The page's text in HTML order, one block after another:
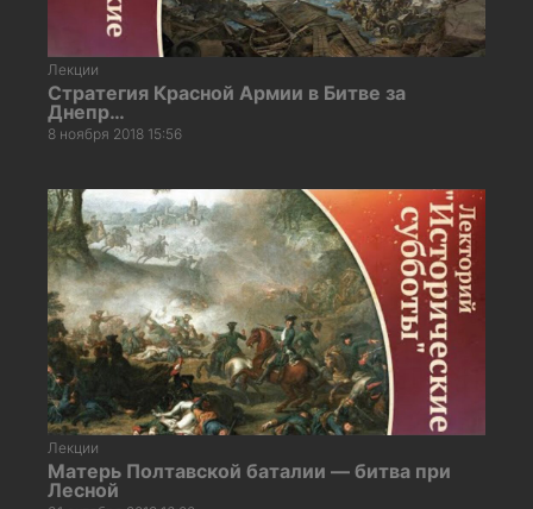
Лекции
Стратегия Красной Армии в Битве за
Днепр…
8 ноября 2018 15:56
Лекции
Матерь Полтавской баталии — битва при
Лесной